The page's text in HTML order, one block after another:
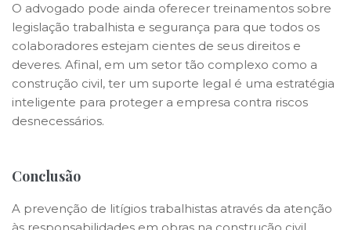
O advogado pode ainda oferecer treinamentos sobre
legislação trabalhista e segurança para que todos os
colaboradores estejam cientes de seus direitos e
deveres. Afinal, em um setor tão complexo como a
construção civil, ter um suporte legal é uma estratégia
inteligente para proteger a empresa contra riscos
desnecessários.
Conclusão
A prevenção de litígios trabalhistas através da atenção